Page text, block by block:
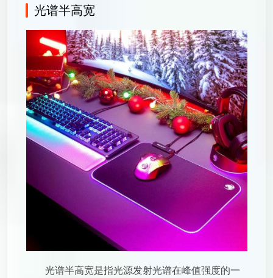
光谱半高宽
光谱半高宽是指光源发射光谱在峰值强度的一